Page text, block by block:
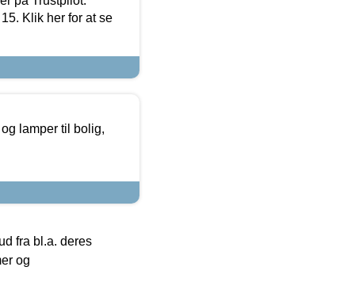
Klik her for at se
lamper til bolig,
fra bl.a. deres
og